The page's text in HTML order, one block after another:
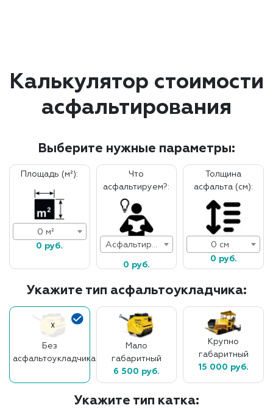
Калькулятор стоимости
асфальтирования
Выберите нужные параметры:
Площадь (м²):
0 м²
0 руб.
Что
асфальтируем?:
0 руб.
Толщина
асфальта (см):
0 см
0 руб.
Укажите тип асфальтоукладчика:
Без
асфальтоукладчика
Мало
габаритный
6 500 руб.
Крупно
габаритный
15 000 руб.
Укажите тип катка: